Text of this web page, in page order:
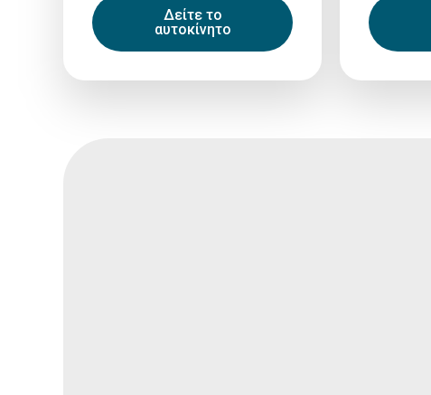
Δείτε το
αυτοκίνητο